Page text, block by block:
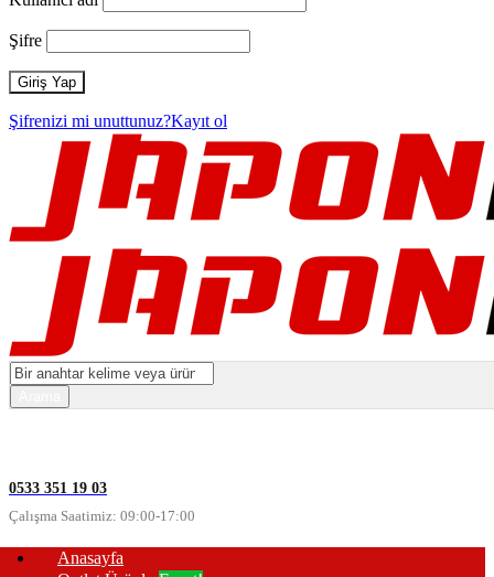
Şifre
Şifrenizi mi unuttunuz?Kayıt ol
0533 351 19 03
Çalışma Saatimiz: 09:00-17:00
Anasayfa